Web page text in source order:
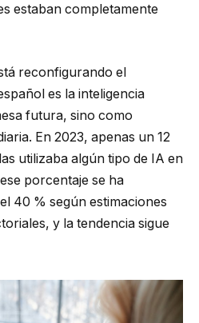
estaban completamente
reconfigurando el
es la inteligencia
futura, sino como
En 2023, apenas un 12
utilizaba algún tipo de IA en
porcentaje se ha
40 % según estimaciones
y la tendencia sigue